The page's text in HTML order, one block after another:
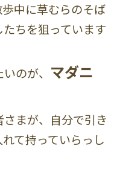
中に草むらのそば
ちを狙っています
のが、 マダニ
まが、自分で引き
て持っていらっし